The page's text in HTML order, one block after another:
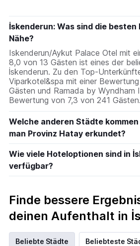
letzten
3
Tagen
gefunden
wurde.
İskenderun: Was sind die besten
Nähe?
Iskenderun/Aykut Palace Otel mit
8,0 von 13 Gästen ist eines der
İskenderun. Zu den Top-
Viparkotel&spa mit einer
Gästen und Ramada by Wyndham
Bewertung von 7,3 von 241 Gästen.
Welche anderen Städte
man Provinz Hatay erkundet?
Wie viele Hoteloptionen sind in
verfügbar?
Finde bessere
deinen Aufenthalt in
Beliebte Städte Beliebteste